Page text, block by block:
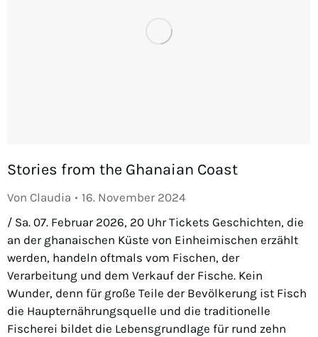
Stories from the Ghanaian Coast
Von Claudia
16. November 2024
/ Sa. 07. Februar 2026, 20 Uhr Tickets Geschichten, die
an der ghanaischen Küste von Einheimischen erzählt
werden, handeln oftmals vom Fischen, der
Verarbeitung und dem Verkauf der Fische. Kein
Wunder, denn für große Teile der Bevölkerung ist Fisch
die Haupternährungsquelle und die traditionelle
Fischerei bildet die Lebensgrundlage für rund zehn